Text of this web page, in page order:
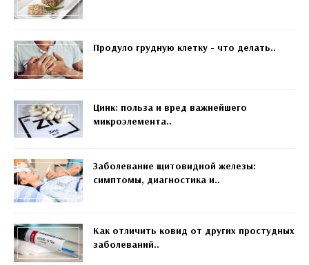
Продуло грудную клетку - что делать..
Цинк: польза и вред важнейшего
микроэлемента..
Заболевание щитовидной железы:
симптомы, диагностика и..
Как отличить ковид от других простудных
заболеваний..